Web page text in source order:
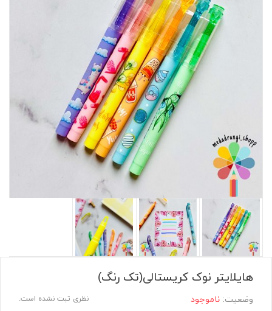
هایلایتر نوک کریستالی(تک رنگ)
نظری ثبت نشده است. وضعیت: ناموجود